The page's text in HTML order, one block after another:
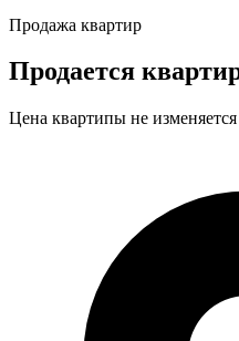
Продажа квартир
Продается
Цена квартипы не изменяется